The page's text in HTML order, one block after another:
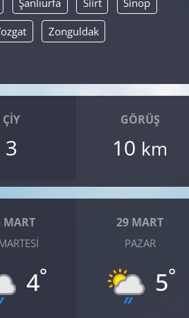
Şanlıurfa Siirt Sinop
Zonguldak
ÇIY
3
GÖRÜŞ
10 km
MART
4°
29 MART
PAZAR
5°